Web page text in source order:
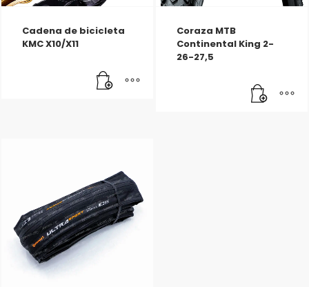
Cadena de bicicleta
KMC X10/X11
Coraza MTB
Continental King 2-
26-27,5